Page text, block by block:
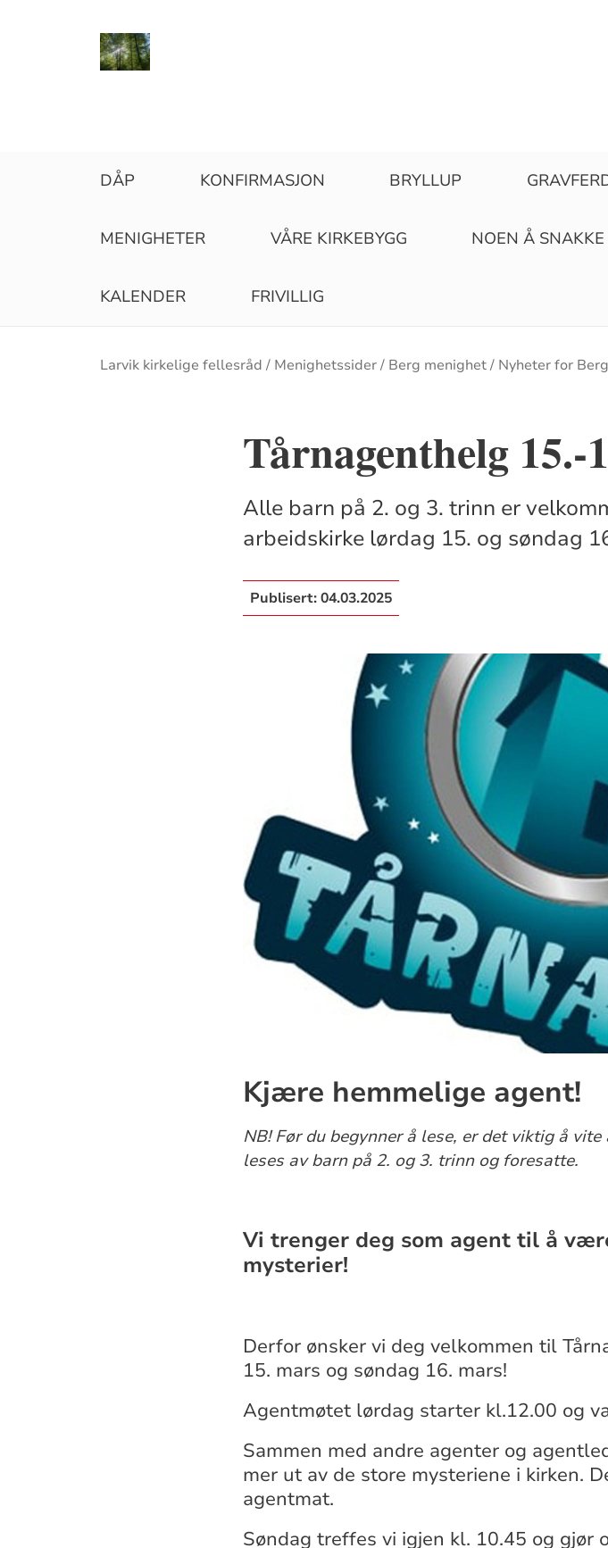
DÅP KONFIRMASJON BRYLLUP
MENIGHETER VÅRE KIRKEBYGG NOEN Å
KALENDER FRIVILLIG
Brødsmulesti
Larvik kirkelige fellesråd Menighetssider Berg menighet Nyheter for
Tårnagenthelg 15.-
Alle barn på 2. og 3. trinn er
arbeidskirke lørdag 15. og søndag
Publisert:04.03.2025
Kjære hemmelige agent!
NB! Før du begynner å lese, er det viktig å
leses av barn på 2. og 3. trinn og foresatte.
Vi trenger deg som agent til å
mysterier!
Derfor ønsker vi deg velkommen til
15. mars og søndag 16. mars!
Agentmøtet lørdag starter kl.12.00 og
Sammen med andre agenter og
mer ut av de store mysteriene i kirken.
agentmat.
Søndag treffes vi igjen kl. 10.45 og